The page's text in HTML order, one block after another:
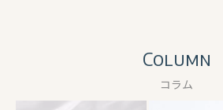
コラム
Column